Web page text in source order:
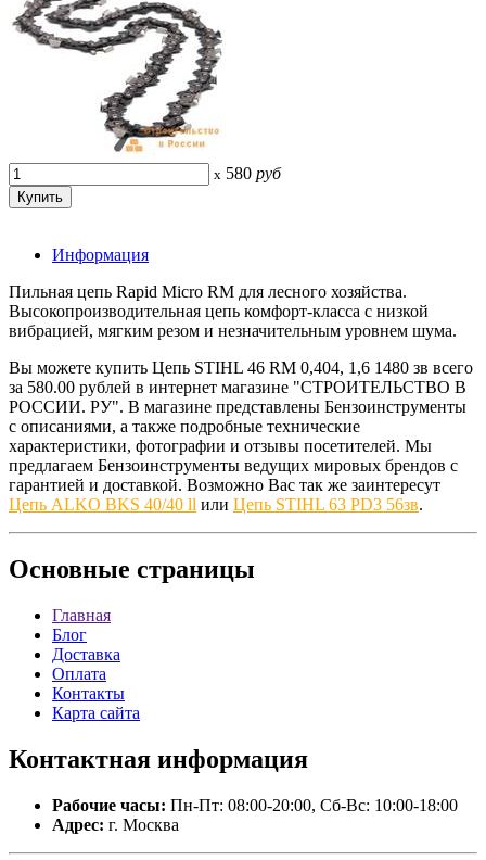
x 580 руб
Информация
Пильная цепь Rapid Micro RM для лесного хозяйства.
Высокопроизводительная цепь комфорт-класса с низкой
вибрацией, мягким резом и незначительным уровнем шума.
Вы можете купить Цепь STIHL 46 RM 0,404, 1,6 1480 зв всего
за 580.00 рублей в интернет магазине "СТРОИТЕЛЬСТВО В
РОССИИ. РУ". В магазине представлены Бензоинструменты
с описаниями, а также подробные технические
характеристики, фотографии и отзывы посетителей. Мы
предлагаем Бензоинструменты ведущих мировых брендов с
гарантией и доставкой. Возможно Вас так же заинтересут
Цепь ALKO BKS 40/40 ll или Цепь STIHL 63 PD3 56зв.
Основные страницы
Главная
Блог
Доставка
Оплата
Контакты
Карта сайта
Контактная информация
Рабочие часы: Пн-Пт: 08:00-20:00, Сб-Вс: 10:00-18:00
Адрес: г. Москва